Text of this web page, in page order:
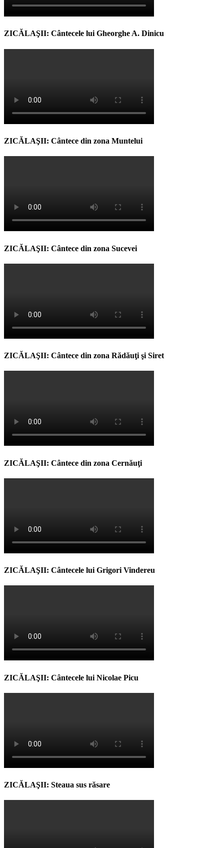
ZICĂLAŞII: Cântecele lui Gheorghe A. Dinicu
ZICĂLAŞII: Cântece din zona Muntelui
ZICĂLAŞII: Cântece din zona Sucevei
ZICĂLAŞII: Cântece din zona Rădăuţi şi Siret
ZICĂLAŞII: Cântece din zona Cernăuţi
ZICĂLAŞII: Cântecele lui Grigori Vindereu
ZICĂLAŞII: Cântecele lui Nicolae Picu
ZICĂLAŞII: Steaua sus răsare